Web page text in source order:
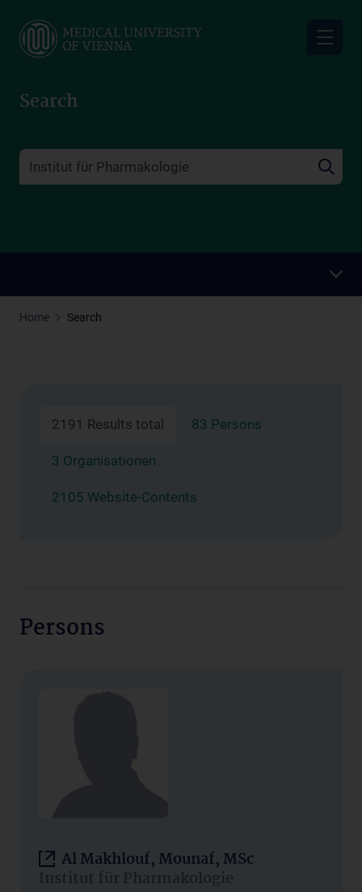
main
Search
Home Search
2191 Results total 83 Persons
3 Organisationen
2105 Website-Contents
Persons
Al Makhlouf, Mounaf, MSc
Institut für Pharmakologie